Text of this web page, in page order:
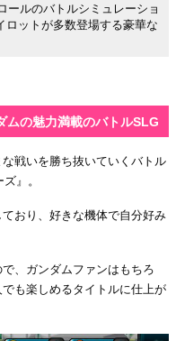
ールのバトルシミュレーショ
ロットが多数登場する豪華な
ムの魅力満載のバトルSLG
戦いを勝ち抜いていくバトル
』。
おり、好きな機体で自分好み
、ガンダムファンはもちろ
も楽しめるタイトルに仕上が